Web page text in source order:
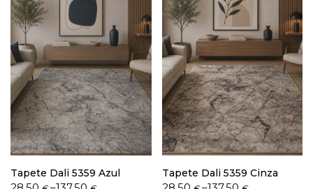
Tapete Dali 5359 Azul Tapete Dali 5359 Cinza